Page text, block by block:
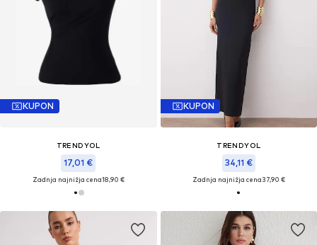
KUPON
TRENDYOL
17,01 €
Zadnja najnižja cena18,90 €
KUPON
TRENDYOL
34,11 €
Zadnja najnižja cena37,90 €